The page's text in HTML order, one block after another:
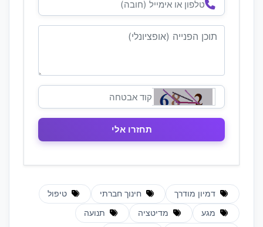
דמיון מודרך חינוך חברתי טיפול
מגע מדיטציה תנועה